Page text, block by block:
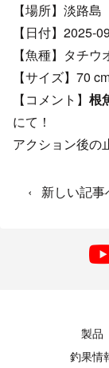
【場所】淡路島
【日付】2025-
【魚種】タチウ
【サイズ】70
【コメント】 根
にて！
アクション後の
‹ 新しい記事
製品
釣果情